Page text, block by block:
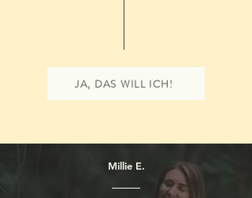
JA, DAS WILL ICH!
Millie E.